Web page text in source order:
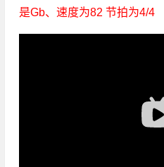
是Gb、速度为82 节拍为4/4